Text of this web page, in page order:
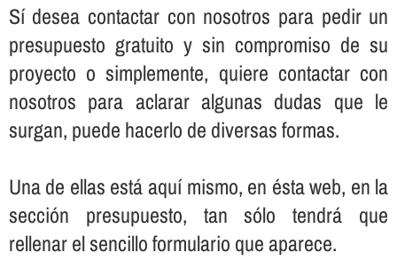
Sí­ desea contactar con nosotros para pedir un
presupuesto gratuito y sin compromiso de su
proyecto o simplemente, quiere contactar con
nosotros para aclarar algunas dudas que le
surgan, puede hacerlo de diversas formas.
Una de ellas está aquí­ mismo, en ésta web, en la
sección presupuesto, tan sólo tendrá que
rellenar el sencillo formulario que aparece.